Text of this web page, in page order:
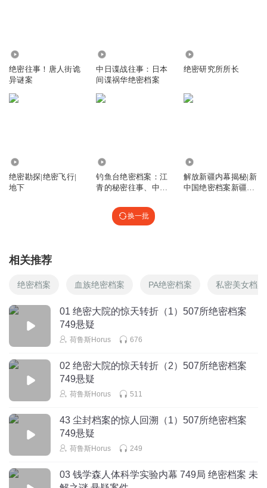
绝密往事！唐人街诡
异谜案
中日谍战往事：日本
间谍祸华绝密档案
绝密研究所所长
绝密勘探|绝密飞行|
地下
钓鱼台绝密档案：江
青的秘密往事、中国
解放新疆内幕揭秘|新
中国绝密档案新疆往
换一批
相关推荐
绝密档案 血族绝密档案 PA绝密档案 私密美女档案
01 绝密大院的惊天转折（1）507所绝密档案
749悬疑
荷鲁斯Horus 676
02 绝密大院的惊天转折（2）507所绝密档案
749悬疑
荷鲁斯Horus 511
43 尘封档案的惊人回溯（1）507所绝密档案
749悬疑
荷鲁斯Horus 249
03 钱学森人体科学实验内幕 749局 绝密档案 未